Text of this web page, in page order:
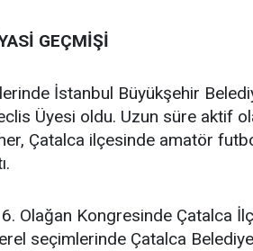
GEÇMİŞİ
İstanbul Büyükşehir
Üyesi oldu. Uzun süre aktif
Çatalca ilçesinde amatör
Olağan Kongresinde Çatalca
seçimlerinde Çatalca